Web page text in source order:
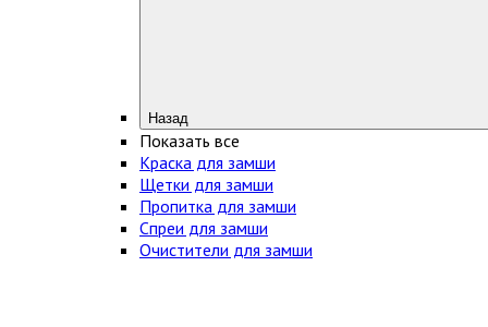
Назад
Показать все
Краска для замши
Щетки для замши
Пропитка для замши
Спреи для замши
Очистители для замши